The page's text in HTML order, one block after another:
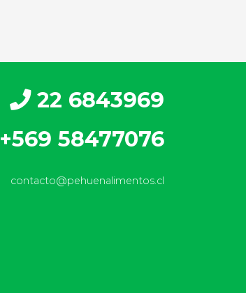
22 6843969
+569 58477076
contacto@pehuenalimentos.cl